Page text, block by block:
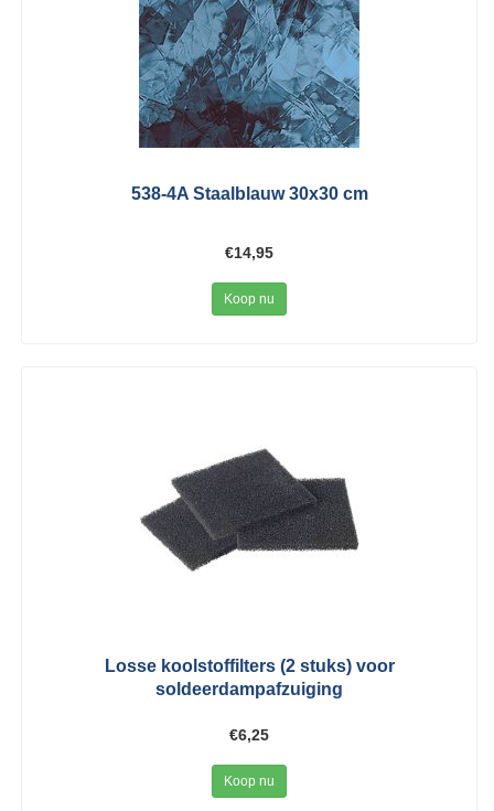
538-4A Staalblauw 30x30 cm
€14,95
Koop nu
Losse koolstoffilters (2 stuks) voor
soldeerdampafzuiging
€6,25
Koop nu